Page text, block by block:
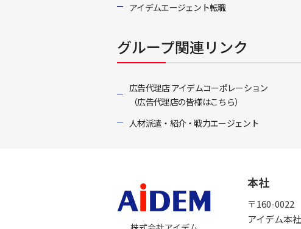
アイデムエージェント転職
グループ関連リンク
広告代理店 アイデムコーポレーション
（広告代理店の皆様はこちら）
人材派遣・紹介・戦力エージェント
本社
〒160-0022
アイデム本